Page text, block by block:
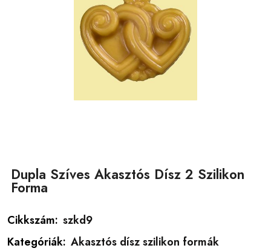
Dupla Szíves Akasztós Dísz 2 Szilikon
Forma
Cikkszám: szkd9
Kategóriák: Akasztós dísz szilikon formák